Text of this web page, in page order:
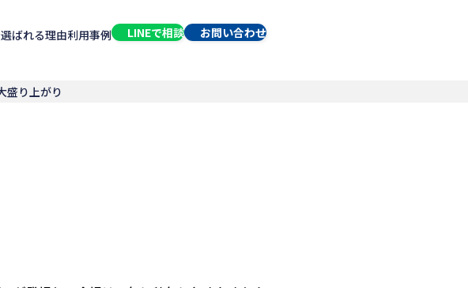
選ばれる理由利用事例 LINEで相談 お問い合わせ
盛り上がり